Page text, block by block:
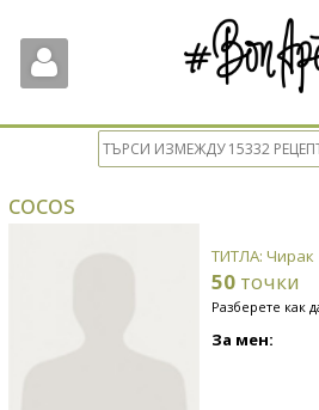
cocos
ТИТЛА: Чирак
50 точки
Разберете как
За мен: